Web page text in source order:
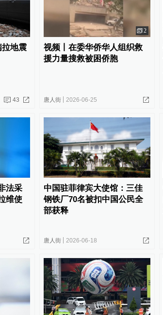
拉地震
43
2
视频丨在委华侨华人组织救
援力量搜救被困侨胞
唐人街 2026-06-25
法采
维使
中国驻菲律宾大使馆：三佳
钢铁厂70名被扣中国公民全
部获释
唐人街 2026-06-18